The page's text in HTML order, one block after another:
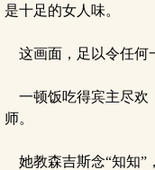
是十足的女人味。
这画面，足以令任何
一顿饭吃得宾主尽欢
师。
她教森吉斯念“知知”